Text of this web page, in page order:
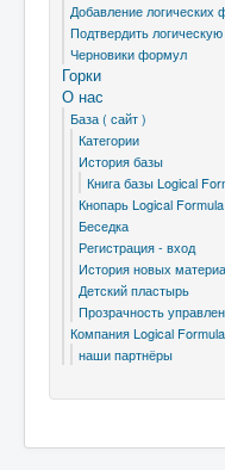
Добавление логических
Подтвердить
Черновики формул
Горки
О нас
База ( сайт )
Категории
История базы
Книга базы Logical
Кнопарь Logical Formula
Беседка
Регистрация - вход
История новых
Детский пластырь
Прозрачность
Компания Logical Formula
наши партнёры